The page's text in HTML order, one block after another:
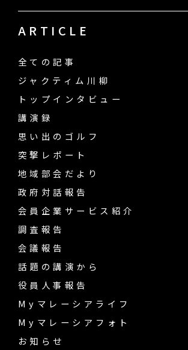
ARTICLE
全ての記事
ジャクティム川柳
トップインタビュー
講演録
思い出のゴルフ
突撃レポート
地域部会だより
政府対話報告
会員企業サービス紹介
調査報告
会議報告
話題の講演から
役員人事報告
Myマレーシアライフ
Myマレーシアフォト
お知らせ